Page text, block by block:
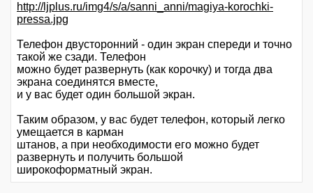
http://ljplus.ru/img4/s/a/sanni_anni/magiya-korochki-
pressa.jpg
Телефон двусторонний - один экран спереди и точно
такой же сзади. Телефон
можно будет развернуть (как корочку) и тогда два
экрана соединятся вместе,
и у вас будет один большой экран.
Таким образом, у вас будет телефон, который легко
умещается в карман
штанов, а при необходимости его можно будет
развернуть и получить большой
широкоформатный экран.